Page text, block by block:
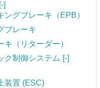
[-]
ングブレーキ（EPB）
ブレーキ
キ（リターダー）
ク制御システム [-]
装置 (ESC)